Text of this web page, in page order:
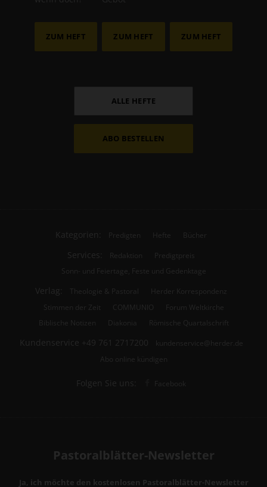
ZUM HEFT ZUM HEFT ZUM HEFT
ALLE HEFTE
ABO BESTELLEN
Kategorien: Predigten Hefte Bücher
Services: Redaktion
Predigtpreis
Sonn- und Feiertage, Feste und Gedenktage
Verlag: Theologie & Pastoral
Herder Korrespondenz
Stimmen der Zeit
COMMUNIO
Forum Weltkirche
Biblische Notizen
Diakonia Römische Quartalschrift
Kundenservice +49 761 2717200
kundenservice@herder.de
Abo online kündigen
Folgen Sie uns: Facebook
Pastoralblätter-Newsletter
Ja, ich möchte den kostenlosen Pastoralblätter-Newsletter